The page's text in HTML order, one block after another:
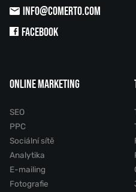
INFO@COMERTO.COM
FACEBOOK
ONLINE MARKETING
SEO
PPC
Sociální sítě
Analytika
E-mailing
Fotografie